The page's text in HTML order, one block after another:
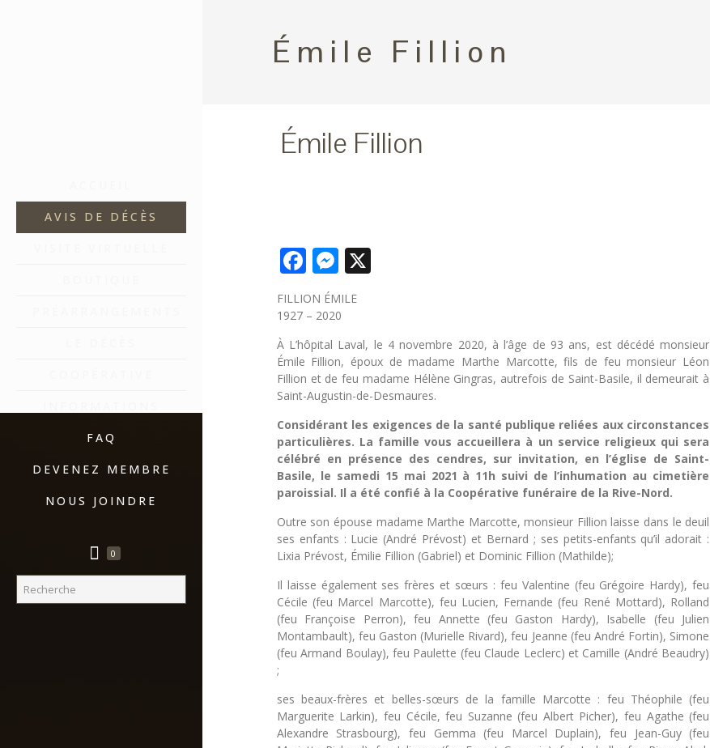
AVIS DE DÉCÈS
FAQ
DEVENEZ MEMBRE
NOUS JOINDRE
0
Émile Fillion
Émile Fillion
Facebook
Messenger
X
FILLION ÉMILE
1927 – 2020
À L’hôpital Laval, le 4 novembre 2020, à l’âge de 93 ans, est décédé monsieur
Émile Fillion, époux de madame Marthe Marcotte, fils de feu monsieur Léon
Fillion et de feu madame Hélène Gingras, autrefois de Saint-Basile, il demeurait à
Saint-Augustin-de-Desmaures.
Considérant les exigences de la santé publique reliées aux circonstances
particulières. La famille vous accueillera à un service religieux qui sera
célébré en présence des cendres, sur invitation, en l’église de Saint-
Basile, le samedi 15 mai 2021 à 11h suivi de l’inhumation au cimetière
paroissial. Il a été confié à la Coopérative funéraire de la Rive-Nord.
Outre son épouse madame Marthe Marcotte, monsieur Fillion laisse dans le deuil
ses enfants : Lucie (André Prévost) et Bernard ; ses petits-enfants qu’il adorait :
Lixia Prévost, Émilie Fillion (Gabriel) et Dominic Fillion (Mathilde);
Il laisse également ses frères et sœurs : feu Valentine (feu Grégoire Hardy), feu
Cécile (feu Marcel Marcotte), feu Lucien, Fernande (feu René Mottard), Rolland
(feu Françoise Perron), feu Annette (feu Gaston Hardy), Isabelle (feu Julien
Montambault), feu Gaston (Murielle Rivard), feu Jeanne (feu André Fortin), Simone
(feu Armand Boulay), feu Paulette (feu Claude Leclerc) et Camille (André Beaudry)
;
ses beaux-frères et belles-sœurs de la famille Marcotte : feu Théophile (feu
Marguerite Larkin), feu Cécile, feu Suzanne (feu Albert Picher), feu Agathe (feu
Alexandre Strasbourg), feu Gemma (feu Marcel Duplain), feu Jean-Guy (feu